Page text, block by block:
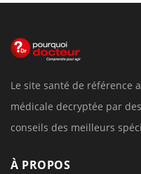
Le site santé de référence
médicale decryptée par
conseils des meilleurs
À PROPOS